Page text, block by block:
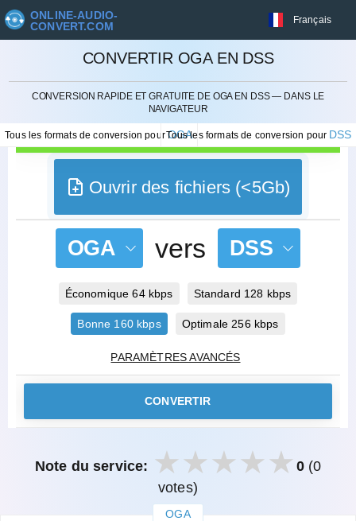
ONLINE-AUDIO-
CONVERT.COM
Français
CONVERTIR OGA EN DSS
CONVERSION RAPIDE ET GRATUITE DE OGA EN DSS — DANS LE
NAVIGATEUR
Tous les formats de conversion pourOGA
Tous les formats de conversion pour DSS
Ouvrir des fichiers (<5Gb)
OGA vers DSS
Économique 64 kbps Standard 128 kbps
Bonne 160 kbps Optimale 256 kbps
PARAMÈTRES AVANCÉS
CONVERTIR
Note du service: 0(0
votes)
OGA